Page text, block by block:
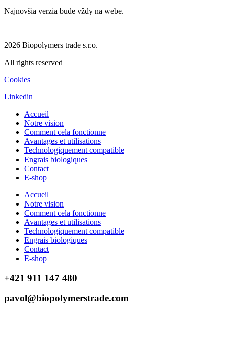
Najnovšia verzia bude vždy na webe.
2026 Biopolymers trade s.r.o.
All rights reserved
Cookies
Linkedin
Accueil
Notre vision
Comment cela fonctionne
Avantages et utilisations
Technologiquement compatible
Engrais biologiques
Contact
E-shop
Accueil
Notre vision
Comment cela fonctionne
Avantages et utilisations
Technologiquement compatible
Engrais biologiques
Contact
E-shop
+421 911 147 480
pavol@biopolymerstrade.com